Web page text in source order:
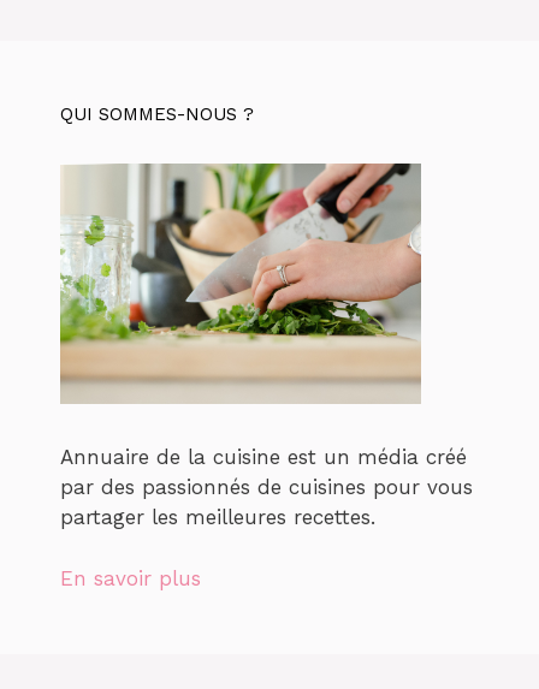
QUI SOMMES-NOUS ?
Annuaire de la cuisine est un média créé
par des passionnés de cuisines pour vous
partager les meilleures recettes.
En savoir plus